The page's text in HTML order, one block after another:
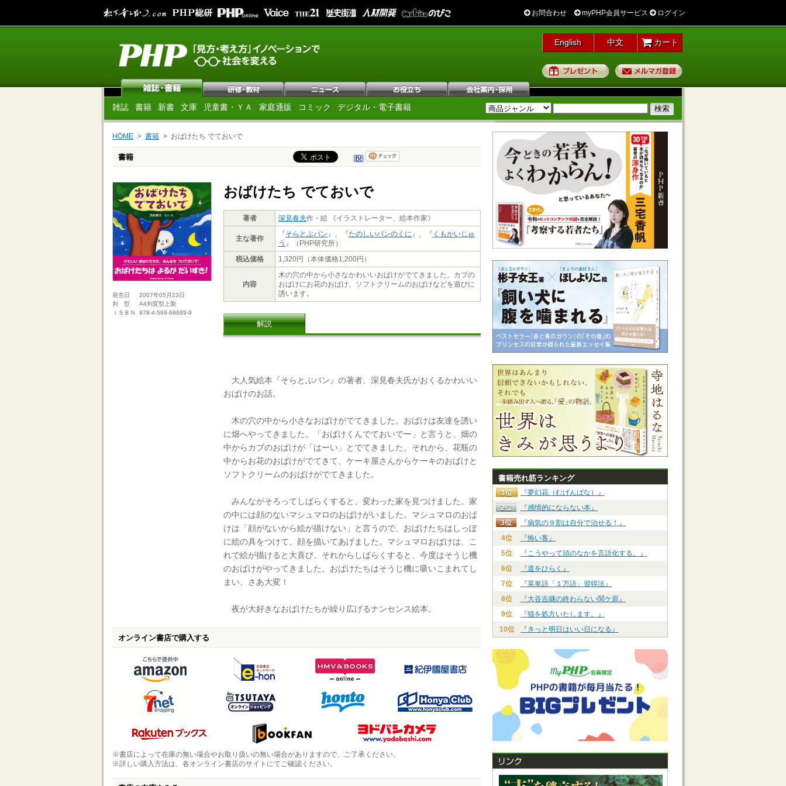
お問合わせ myPHP会員サービス ログイン
English 中文 カート
プレゼント
雑誌 書籍 新書 文庫 児童書・ＹＡ 家庭通販 コミック デジタル・電子書籍
HOME 書籍 おばけたち でておいで
書籍
発売日
2007年05月23日
判 型
A4判変型上製
ＩＳＢＮ
978-4-569-68689-9
おばけたち でておいで
著者 深見春夫作・絵 《イラストレーター、絵本作家》
主な著作
『そらとぶパン 』、『たのしいパンのくに 』、『 くもかいじゅ
う 』（PHP研究所）
税込価格
1,320円（本体価格1,200円）
内容
木の穴の中から小さなかわいいおばけがでてきました。カブの
おばけにお花のおばけ、ソフトクリームのおばけなどを遊びに
誘います。
解説
大人気絵本『そらとぶパン』の著者、深見春夫氏がおくるかわいい
おばけのお話。
木の穴の中から小さなおばけがでてきました。おばけは友達を誘い
に畑へやってきました。「おばけくんでておいでー」と言うと、畑の
中からカブのおばけが「はーい」とでてきました。それから、花瓶の
中からお花のおばけがでてきて、ケーキ屋さんからケーキのおばけと
ソフトクリームのおばけがでてきました。
みんながそろってしばらくすると、変わった家を見つけました。家
の中には顔のないマシュマロのおばけがいました。マシュマロのおば
けは「顔がないから絵が描けない」と言うので、おばけたちはしっぽ
に絵の具をつけて、顔を描いてあげました。マシュマロおばけは、こ
れで絵が描けると大喜び。それからしばらくすると、今度はそうじ機
のおばけがやってきました。おばけたちはそうじ機に吸いこまれてし
まい、さあ大変！
夜が大好きなおばけたちが繰り広げるナンセンス絵本。
オンライン書店で購入する
※書店によって在庫の無い場合やお取り扱いの無い場合がありますので、ご了承ください。
※詳しい購入方法は、各オンライン書店のサイトにてご確認ください。
書籍売れ筋ランキング
『夢幻花（むげんばな）』
『感情的にならない本』
『病気の９割は自分で治せる！』
4位
『怖い客』
5位
『こうやって頭のなかを言語化する。』
6位
『道をひらく』
7位
『英単語「１万語」習得法』
8位
『大谷吉継の終わらない関ケ原』
9位
『猫を処方いたします。』
10位
『きっと明日はいい日になる』